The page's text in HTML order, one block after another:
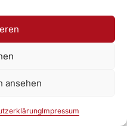
ansehen
Impressum